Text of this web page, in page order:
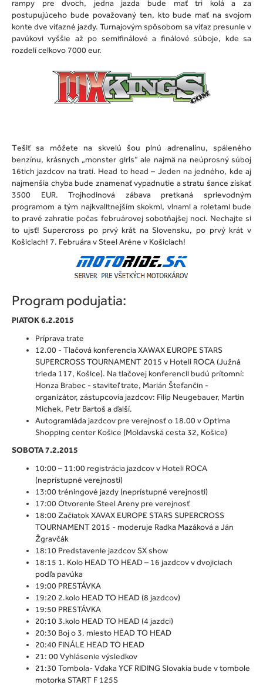
rampy pre dvoch, jedna jazda bude mať tri kolá a za
postupujúceho bude považovaný ten, kto bude mať na svojom
konte dve víťazné jazdy. Turnajovým spôsobom sa víťaz presunie v
pavúkovi vyššie až po semifinálové a finálové súboje, kde sa
rozdelí celkovo 7000 eur.
Tešiť sa môžete na skvelú šou plnú adrenalínu, spáleného
benzínu, krásnych „monster girls“ ale najmä na neúprosný súboj
16tich jazdcov na trati. Head to head – Jeden na jedného, kde aj
najmenšia chyba bude znamenať vypadnutie a stratu šance získať
3500 EUR. Trojhodinová zábava pretkaná sprievodným
programom a tým najkvalitnejším skokmi, vlnami a roletami bude
to pravé zahratie počas februárovej sobotňajšej noci. Nechajte si
to ujsť! Supercross po prvý krát na Slovensku, po prvý krát v
Košiciach! 7. Februára v Steel Aréne v Košiciach!
Program podujatia:
PIATOK 6.2.2015
Príprava trate
12.00 - Tlačová konferencia XAWAX EUROPE STARS
SUPERCROSS TOURNAMENT 2015 v Hoteli ROCA (Južná
trieda 117, Košice). Na tlačovej konferencii budú prítomní:
Honza Brabec - staviteľ trate, Marián Štefančin -
organizátor, zástupcovia jazdcov: Filip Neugebauer, Martin
Michek, Petr Bartoš a ďalší.
Autogramiáda jazdcov pre verejnosť o 18.00 v Optima
Shopping center Košice (Moldavská cesta 32, Košice)
SOBOTA 7.2.2015
10:00 – 11:00 registrácia jazdcov v Hoteli ROCA
(neprístupné verejnosti)
13:00 tréningové jazdy (neprístupné verejnosti)
17:00 Otvorenie Steel Areny pre verejnosť
18:00 Začiatok XAVAX EUROPE STARS SUPERCROSS
TOURNAMENT 2015 - moderuje Radka Mazáková a Ján
Žgravčák
18:10 Predstavenie jazdcov SX show
18:15 1. Kolo HEAD TO HEAD – 16 jazdcov v dvojiciach
podľa pavúka
19:00 PRESTÁVKA
19:20 2.kolo HEAD TO HEAD (8 jazdcov)
19:50 PRESTÁVKA
20:10 3.kolo HEAD TO HEAD (4 jazdci)
20:30 Boj o 3. miesto HEAD TO HEAD
20:40 FINÁLE HEAD TO HEAD
21: 00 Vyhlásenie výsledkov
21:30 Tombola- Vďaka YCF RIDING Slovakia bude v tombole
motorka START F 125S